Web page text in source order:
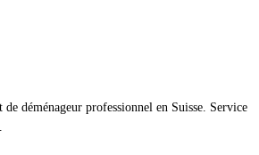
déménageur professionnel en Suisse. Service